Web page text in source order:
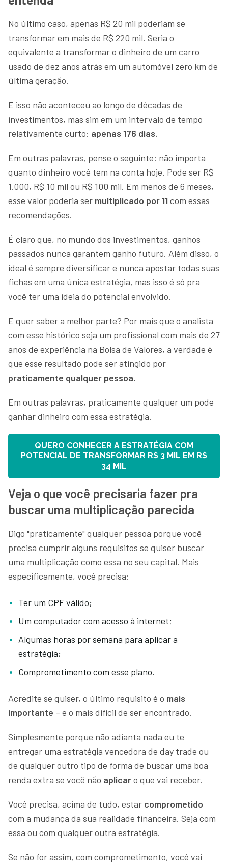
No último caso, apenas R$ 20 mil poderiam se
transformar em mais de R$ 220 mil. Seria o
equivalente a transformar o dinheiro de um carro
usado de dez anos atrás em um automóvel zero km de
última geração.
E isso não aconteceu ao longo de décadas de
investimentos, mas sim em um intervalo de tempo
relativamente curto: apenas 176 dias.
Em outras palavras, pense o seguinte: não importa
quanto dinheiro você tem na conta hoje. Pode ser R$
1.000, R$ 10 mil ou R$ 100 mil. Em menos de 6 meses,
esse valor poderia ser multiplicado por 11 com essas
recomendações.
É claro que, no mundo dos investimentos, ganhos
passados nunca garantem ganho futuro. Além disso, o
ideal é sempre diversificar e nunca apostar todas suas
fichas em uma única estratégia, mas isso é só pra
você ter uma ideia do potencial envolvido.
E quer saber a melhor parte? Por mais que o analista
com esse histórico seja um profissional com mais de 27
anos de experiência na Bolsa de Valores, a verdade é
que esse resultado pode ser atingido por
praticamente qualquer pessoa.
Em outras palavras, praticamente qualquer um pode
ganhar dinheiro com essa estratégia.
QUERO CONHECER A ESTRATÉGIA COM
POTENCIAL DE TRANSFORMAR R$ 3 MIL EM R$
34 MIL
Veja o que você precisaria fazer pra
buscar uma multiplicação parecida
Digo "praticamente" qualquer pessoa porque você
precisa cumprir alguns requisitos se quiser buscar
uma multiplicação como essa no seu capital. Mais
especificamente, você precisa:
Ter um CPF válido;
Um computador com acesso à internet;
Algumas horas por semana para aplicar a
estratégia;
Comprometimento com esse plano.
Acredite se quiser, o último requisito é o mais
importante – e o mais difícil de ser encontrado.
Simplesmente porque não adianta nada eu te
entregar uma estratégia vencedora de day trade ou
de qualquer outro tipo de forma de buscar uma boa
renda extra se você não aplicaro que vai receber.
Você precisa, acima de tudo, estar comprometido
com a mudança da sua realidade financeira. Seja com
essa ou com qualquer outra estratégia.
Se não for assim, com comprometimento, você vai